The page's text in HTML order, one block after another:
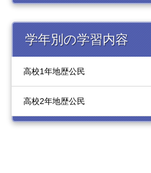
学年別の学習内容
高校1年地歴公民
高校2年地歴公民